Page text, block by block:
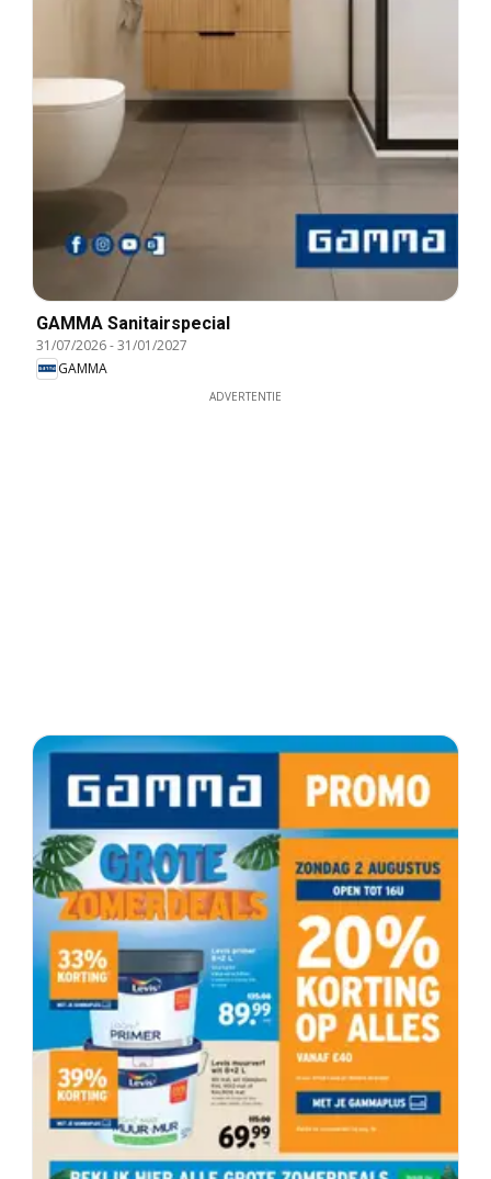
GAMMA Sanitairspecial
31/07/2026-31/01/2027
GAMMA
ADVERTENTIE